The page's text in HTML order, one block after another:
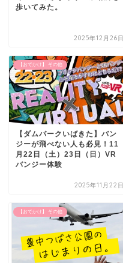
歩いてみた。
2025年12月26日
【おでかけ】 その他
【ダムパークいばきた】バン
ジーが飛べない人も必見！11
月22日（土）23日（日）VR
バンジー体験
2025年11月22日
【おでかけ】 その他